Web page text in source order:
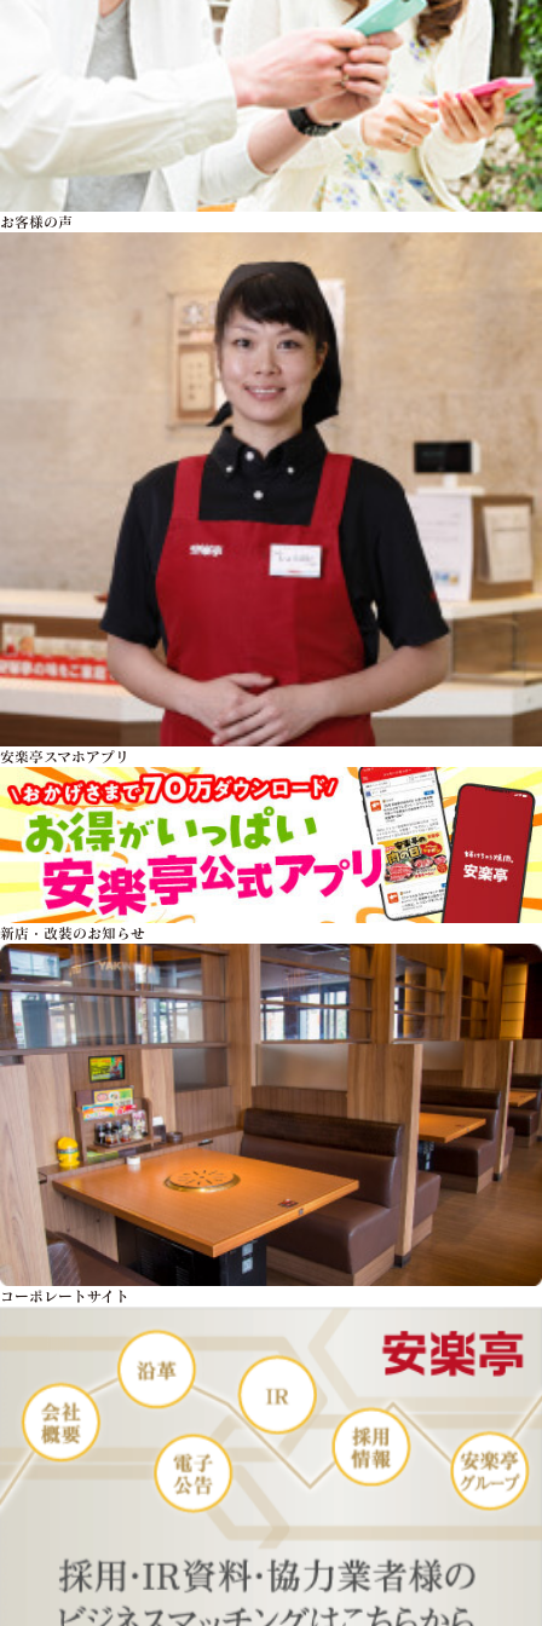
お客様の声
安楽亭スマホアプリ
新店・改装のお知らせ
コーポレートサイト